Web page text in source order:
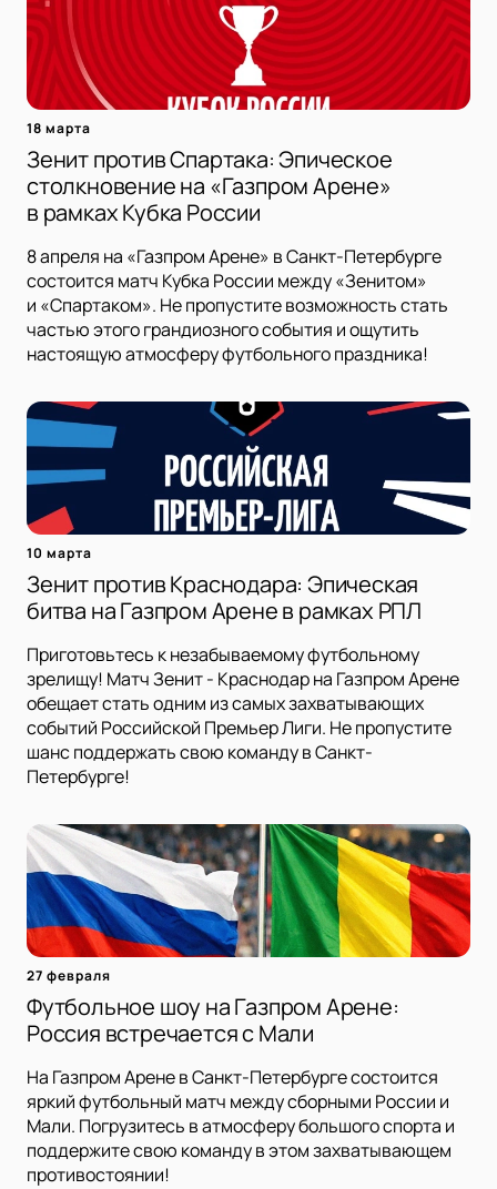
18 марта
Зенит против Спартака: Эпическое
столкновение на «Газпром Арене»
в рамках Кубка России
8 апреля на «Газпром Арене» в Санкт-Петербурге
состоится матч Кубка России между «Зенитом»
и «Спартаком». Не пропустите возможность стать
частью этого грандиозного события и ощутить
настоящую атмосферу футбольного праздника!
10 марта
Зенит против Краснодара: Эпическая
битва на Газпром Арене в рамках РПЛ
Приготовьтесь к незабываемому футбольному
зрелищу! Матч Зенит - Краснодар на Газпром Арене
обещает стать одним из самых захватывающих
событий Российской Премьер Лиги. Не пропустите
шанс поддержать свою команду в Санкт-
Петербурге!
27 февраля
Футбольное шоу на Газпром Арене:
Россия встречается с Мали
На Газпром Арене в Санкт-Петербурге состоится
яркий футбольный матч между сборными России и
Мали. Погрузитесь в атмосферу большого спорта и
поддержите свою команду в этом захватывающем
противостоянии!